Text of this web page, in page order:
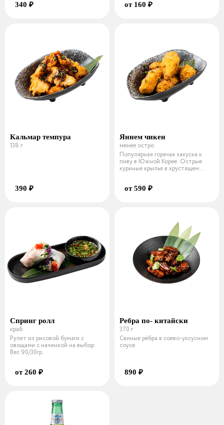
340 ₽ от 160 ₽
Кальмар темпура
138 г
390 ₽
Яннем чикен
менее остро
Популярная горячая закуска к
пиву в Южной Корее. Острые
куриные крылья в хрустящем
от 590 ₽
Спринг ролл
краб
Рулет из рисовой бумаги с
овощами с начинкой на выбор:
Вес 90/30гр.
от 260 ₽
Ребра по- китайски
370 г
Свиные рёбра в соево-уксусном
соусе.
890 ₽